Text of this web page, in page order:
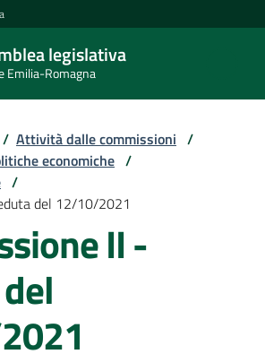
legislativa
Emilia-Romagna
/ Attività dalle commissioni /
economiche /
/
del 12/10/2021
II -